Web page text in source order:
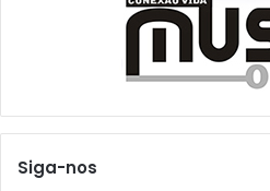
Siga-nos